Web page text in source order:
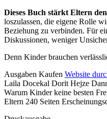
Dieses Buch stärkt Eltern
loszulassen, die eigene Rolle
Beziehung zu verbinden. Für
Diskussionen, weniger
Denn Kinder brauchen
Details
und
Inhalte
Ausgaben Kaufen Website
Laila Docekal Dorit Hejze
Warum Kinder keine besten
Eltern 240 Seiten